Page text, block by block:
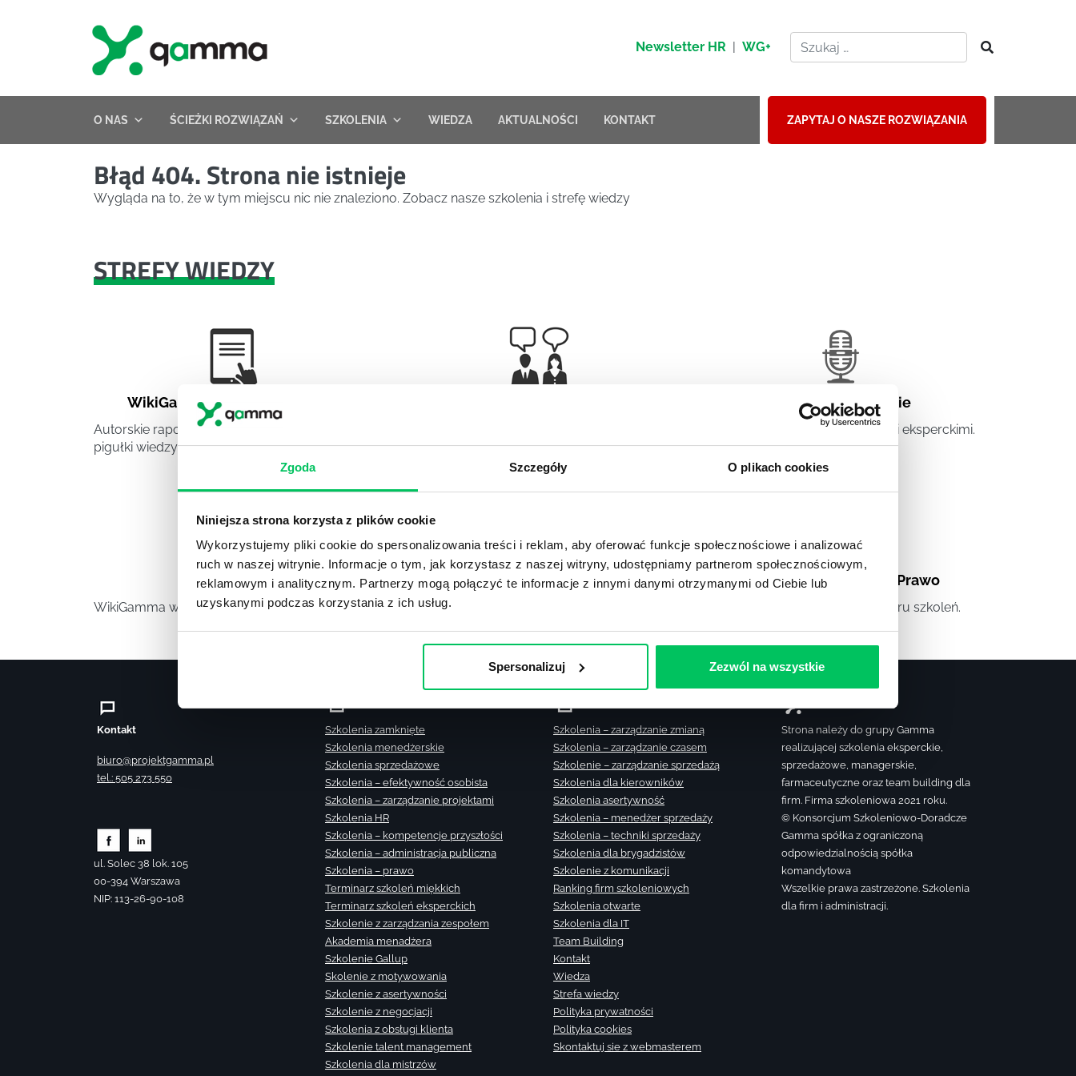
Zgoda Szczegóły O plikach cookies
Niniejsza strona korzysta z plików cookie
Wykorzystujemy pliki cookie do spersonalizowania treści i reklam, aby oferować funkcje społecznościowe i analizować
ruch w naszej witrynie. Informacje o tym, jak korzystasz z naszej witryny, udostępniamy partnerom społecznościowym,
reklamowym i analitycznym. Partnerzy mogą połączyć te informacje z innymi danymi otrzymanymi od Ciebie lub
uzyskanymi podczas korzystania z ich usług.
Spersonalizuj Zezwól na wszystkie
Newsletter HR | WG+
O NAS ŚCIEŻKI ROZWIĄZAŃ SZKOLENIA WIEDZA AKTUALNOŚCI KONTAKT ZAPYTAJ O NASZE ROZWIĄZANIA
Błąd 404. Strona nie istnieje
Wygląda na to, że w tym miejscu nic nie znaleziono. Zobacz nasze szkolenia i strefę wiedzy
STREFY WIEDZY
WikiGamma ,Delegowanie
Autorskie raporty, wartościowy know-how,
pigułki wiedzy.
obszaru HR.
Artykuły eksperckie
Artykuły związane ze szkoleniami eksperckimi.
Video
WikiGamma w formacie video.
Recenzje ,Stanowiska pracy
Recenzje książek, lista najpopularniejszych
Artykuły, Artykuły cd. Prawo
Standardowe informacje z obszaru szkoleń.
Kontakt
biuro@projektgamma.pl
tel.: 505 273 550
ul. Solec 38 lok. 105
00-394 Warszawa
NIP: 113-26-90-108
Szkolenia zamknięte
Szkolenia menedżerskie
Szkolenia sprzedażowe
Szkolenia – efektywność osobista
Szkolenia – zarządzanie projektami
Szkolenia HR
Szkolenia – kompetencje przyszłości
Szkolenia – administracja publiczna
Szkolenia – prawo
Terminarz szkoleń miękkich
Terminarz szkoleń eksperckich
Szkolenie z zarządzania zespołem
Akademia menadżera
Szkolenie Gallup
Skolenie z motywowania
Szkolenie z asertywności
Szkolenie z negocjacji
Szkolenia z obsługi klienta
Szkolenie talent management
Szkolenia dla mistrzów
Szkolenia – zarządzanie zmianą
Szkolenia – zarządzanie czasem
Szkolenie – zarządzanie sprzedażą
Szkolenia dla kierowników
Szkolenia asertywność
Szkolenia – menedżer sprzedaży
Szkolenia – techniki sprzedaży
Szkolenia dla brygadzistów
Szkolenie z komunikacji
Ranking firm szkoleniowych
Szkolenia otwarte
Szkolenia dla IT
Team Building
Kontakt
Wiedza
Strefa wiedzy
Polityka prywatności
Polityka cookies
Skontaktuj sie z webmasterem
Strona należy do grupy Gamma
realizującej szkolenia eksperckie,
sprzedażowe, managerskie,
farmaceutyczne oraz team building dla
firm. Firma szkoleniowa 2021 roku.
© Konsorcjum Szkoleniowo-Doradcze
Gamma spółka z ograniczoną
odpowiedzialnością spółka
komandytowa
Wszelkie prawa zastrzeżone. Szkolenia
dla firm i administracji.